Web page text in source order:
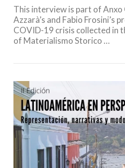
VIEW
This interview is part of Anxo
Azzarà’s and Fabio Frosini’s
COVID-19 crisis collected in
of Materialismo Storico …